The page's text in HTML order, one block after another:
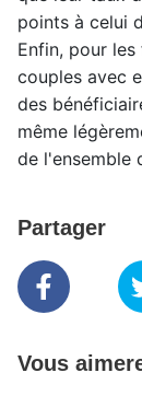
points à celui
Enfin, pour
couples avec
des
même
de l'ensemble
Partager
Vous